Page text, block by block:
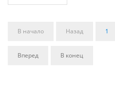
В начало Назад 1
Вперед В конец